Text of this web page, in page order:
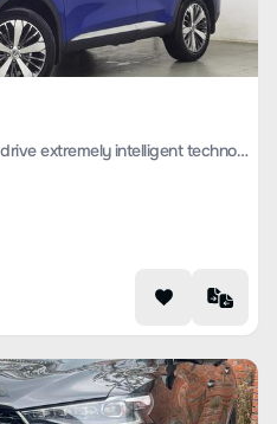
Haval F7x 2019 1.5T two-wheel drive extremely intelligent technology version